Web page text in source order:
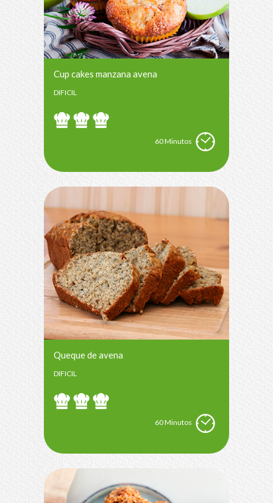
Cup cakes manzana avena
DIFICIL
60 Minutos
Queque de avena
DIFICIL
60 Minutos